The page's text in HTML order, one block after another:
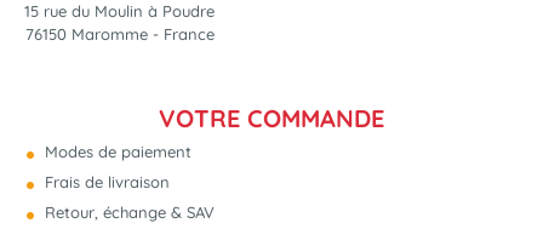
15 rue du Moulin à Poudre
76150 Maromme - France
VOTRE COMMANDE
Modes de paiement
Frais de livraison
Retour, échange & SAV